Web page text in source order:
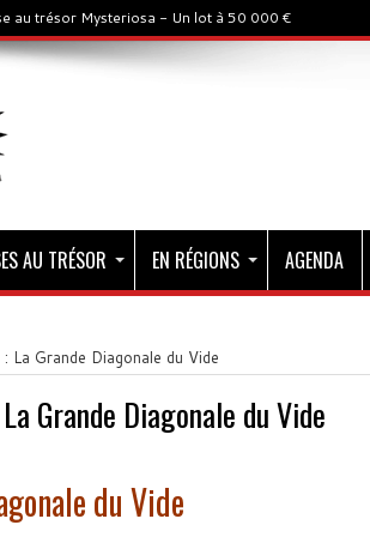
au trésor Mysteriosa - Un lot à 50 000 €
AU TRÉSOR EN RÉGIONS AGENDA
La Grande Diagonale du Vide
La Grande Diagonale du Vide
du Vide